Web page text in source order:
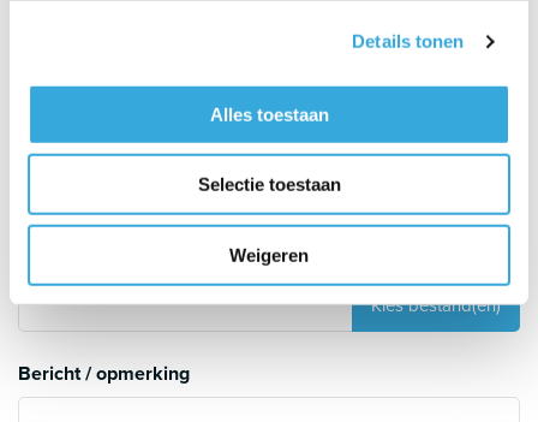
Details tonen
Alles toestaan
Selectie toestaan
Weigeren
Hoeveel meters leiding moet er aangesloten worden?
Upload foto's om te verduidelijken
Bericht / opmerking